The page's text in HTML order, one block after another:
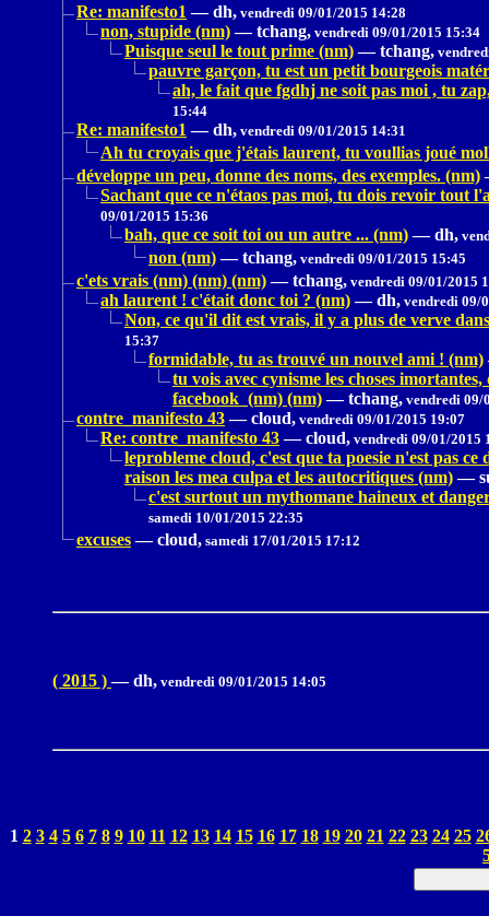
Re: manifesto1 — dh, vendredi 09/01/2015 14:28
non, stupide (nm) — tchang, vendredi 09/01/2015 15:34
Puisque seul le tout prime (nm) — tchang,
pauvre garçon, tu est un petit bourgeois
ah, le fait que fgdhj ne soit pas moi , tu
15:44
Re: manifesto1 — dh, vendredi 09/01/2015 14:31
Ah tu croyais que j'étais laurent, tu voullias joué
développe un peu, donne des noms, des exemples. (nm)
Sachant que ce n'étaos pas moi, tu dois revoir tout
09/01/2015 15:36
bah, que ce soit toi ou un autre ... (nm) — dh,
non (nm) — tchang, vendredi 09/01/2015 15:45
c'ets vrais (nm) (nm) (nm) — tchang, vendredi 09/01/2015
ah laurent ! c'était donc toi ? (nm) — dh, vendredi 09/
Non, ce qu'il dit est vrais, il y a plus de verve
15:37
formidable, tu as trouvé un nouvel ami ! (nm)
tu vois avec cynisme les choses
facebook (nm) (nm) — tchang, vendredi 09/
contre_manifesto 43 — cloud, vendredi 09/01/2015 19:07
Re: contre_manifesto 43 — cloud, vendredi 09/01/2015
leprobleme cloud, c'est que ta poesie n'est pas
raison les mea culpa et les autocritiques (nm) —
c'est surtout un mythomane haineux et
samedi 10/01/2015 22:35
excuses — cloud, samedi 17/01/2015 17:12
( 2015 )— dh, vendredi 09/01/2015 14:05
1 2 3 4 5 6 7 8 9 10 11 12 13 14 15 16 17 18 19 20 21 22 23 24 25